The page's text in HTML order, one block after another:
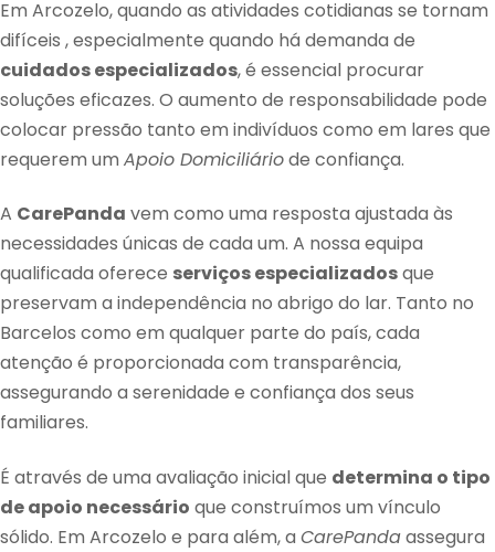
Em Arcozelo, quando as atividades cotidianas se tornam
difíceis , especialmente quando há demanda de
cuidados especializados, é essencial procurar
soluções eficazes. O aumento de responsabilidade pode
colocar pressão tanto em indivíduos como em lares que
requerem um Apoio Domiciliáriode confiança.
A CarePanda vem como uma resposta ajustada às
necessidades únicas de cada um. A nossa equipa
qualificada oferece serviços especializadosque
preservam a independência no abrigo do lar. Tanto no
Barcelos como em qualquer parte do país, cada
atenção é proporcionada com transparência,
assegurando a serenidade e confiança dos seus
familiares.
É através de uma avaliação inicial que determina o tipo
de apoio necessário que construímos um vínculo
sólido. Em Arcozelo e para além, a CarePandaassegura